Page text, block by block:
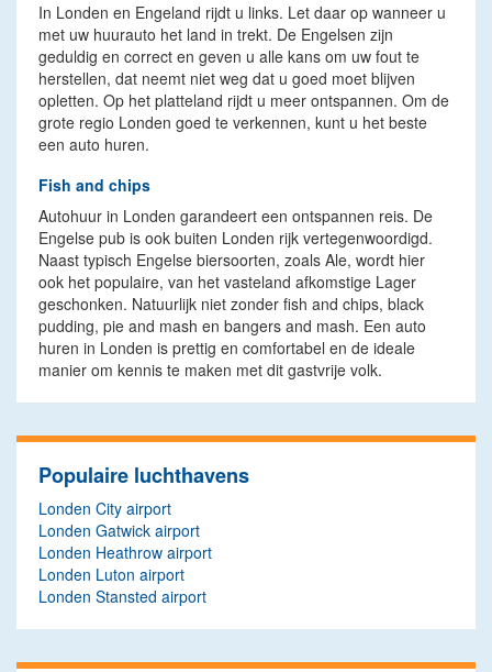
In Londen en Engeland rijdt u links. Let daar op wanneer u
met uw huurauto het land in trekt. De Engelsen zijn
geduldig en correct en geven u alle kans om uw fout te
herstellen, dat neemt niet weg dat u goed moet blijven
opletten. Op het platteland rijdt u meer ontspannen. Om de
grote regio Londen goed te verkennen, kunt u het beste
een auto huren.
Fish and chips
Autohuur in Londen garandeert een ontspannen reis. De
Engelse pub is ook buiten Londen rijk vertegenwoordigd.
Naast typisch Engelse biersoorten, zoals Ale, wordt hier
ook het populaire, van het vasteland afkomstige Lager
geschonken. Natuurlijk niet zonder fish and chips, black
pudding, pie and mash en bangers and mash. Een auto
huren in Londen is prettig en comfortabel en de ideale
manier om kennis te maken met dit gastvrije volk.
Populaire luchthavens
Londen City airport
Londen Gatwick airport
Londen Heathrow airport
Londen Luton airport
Londen Stansted airport